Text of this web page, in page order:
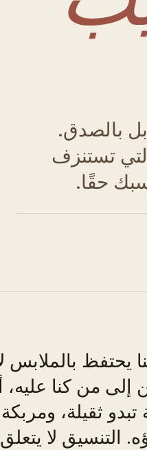
بل بالصدق.
تستنزف
حقًا.
يحتفظ بالملابس
إلى من كنا عليه،
تبدو ثقيلة،
التنسيق لا